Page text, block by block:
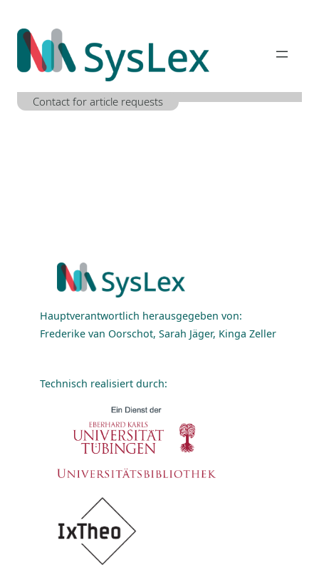
Inhalt
springen
Contact for article requests
Hauptverantwortlich herausgegeben von:
Frederike van Oorschot, Sarah Jäger, Kinga Zeller
Technisch realisiert durch: